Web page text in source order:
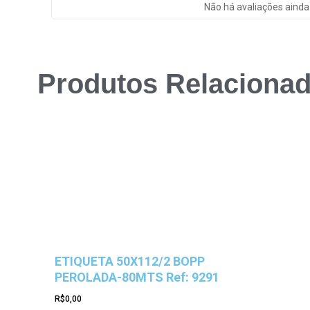
Não há avaliações ainda.
Produtos
ETIQUETA 50X112/2 BOPP
PEROLADA-80MTS Ref: 9291
R$0,00